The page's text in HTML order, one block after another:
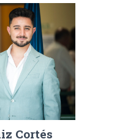
Cortés